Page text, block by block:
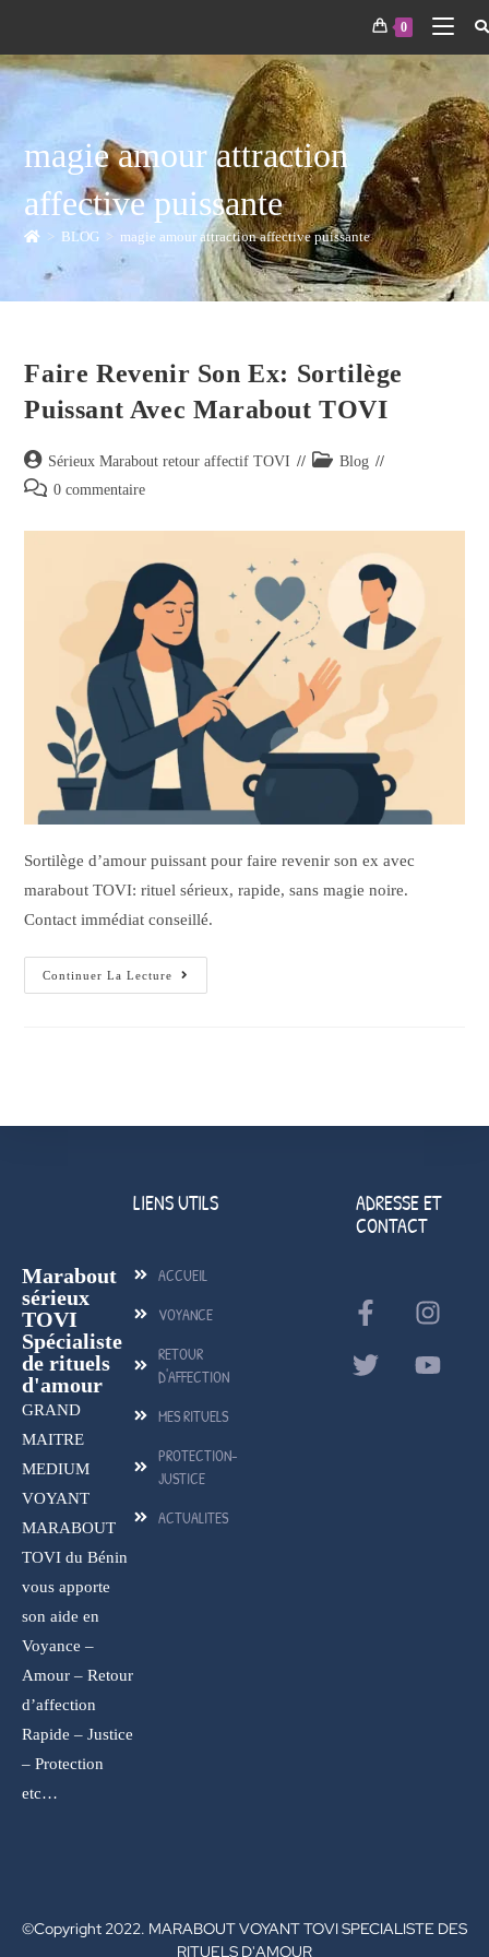
0
magie amour attraction
affective puissante
> BLOG > magie amour attraction affective puissante
Faire Revenir Son Ex: Sortilège
Puissant Avec Marabout TOVI
Sérieux Marabout retour affectif TOVI
Blog
0 commentaire
Sortilège d’amour puissant pour faire revenir son ex avec
marabout TOVI: rituel sérieux, rapide, sans magie noire.
Contact immédiat conseillé.
Continuer La Lecture
Marabout
sérieux
TOVI
Spécialiste
de rituels
d'amour
GRAND
MAITRE
MEDIUM
VOYANT
MARABOUT
TOVI du Bénin
vous apporte
son aide en
Voyance –
Amour – Retour
d’affection
Rapide – Justice
– Protection
etc…
LIENS UTILS
ACCUEIL
VOYANCE
RETOUR
D'AFFECTION
MES RITUELS
PROTECTION-
JUSTICE
ACTUALITES
ADRESSE ET
CONTACT
©Copyright 2022. MARABOUT VOYANT TOVI SPECIALISTE DES
RITUELS D'AMOUR